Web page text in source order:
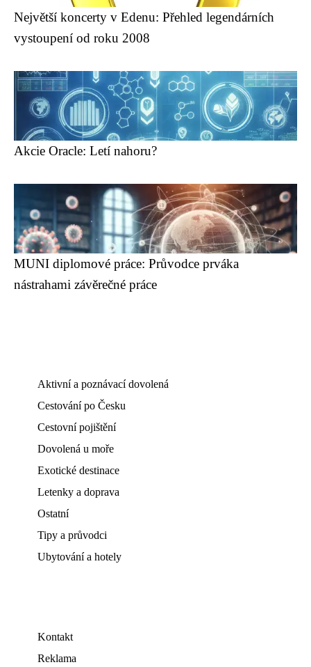
Největší koncerty v Edenu: Přehled legendárních
vystoupení od roku 2008
Akcie Oracle: Letí nahoru?
MUNI diplomové práce: Průvodce prváka
nástrahami závěrečné práce
Aktivní a poznávací dovolená
Cestování po Česku
Cestovní pojištění
Dovolená u moře
Exotické destinace
Letenky a doprava
Ostatní
Tipy a průvodci
Ubytování a hotely
Kontakt
Reklama